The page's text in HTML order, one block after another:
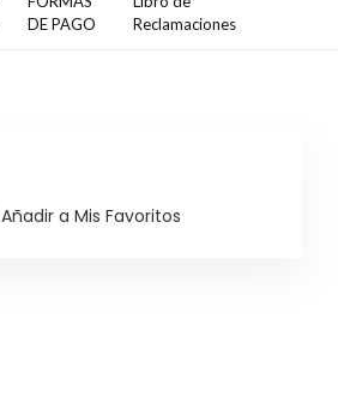
DE PAGO
Reclamaciones
Añadir a Mis Favoritos